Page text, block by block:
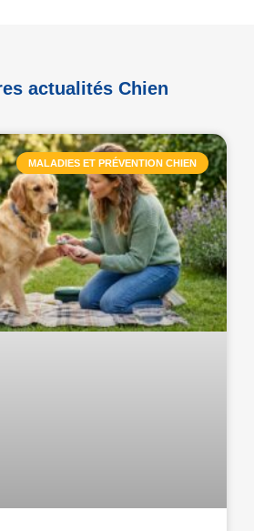
actualités Chien
MALADIES ET PRÉVENTION CHIEN